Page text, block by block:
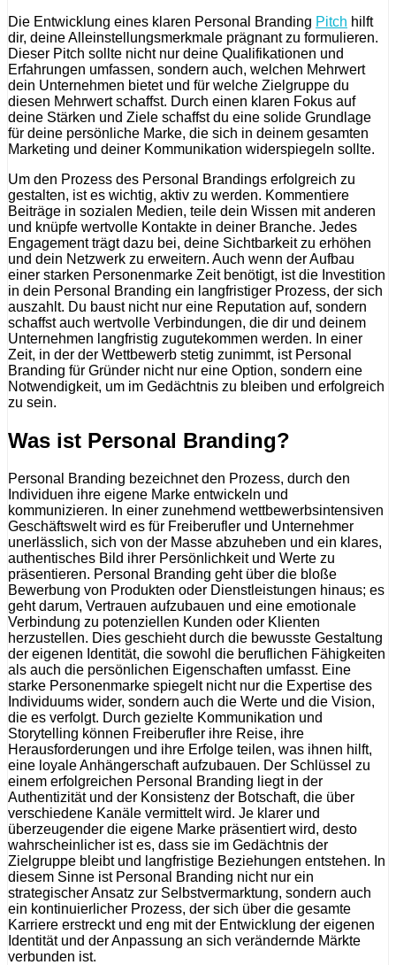
Die Entwicklung eines klaren Personal Branding Pitch hilft
dir, deine Alleinstellungsmerkmale prägnant zu formulieren.
Dieser Pitch sollte nicht nur deine Qualifikationen und
Erfahrungen umfassen, sondern auch, welchen Mehrwert
dein Unternehmen bietet und für welche Zielgruppe du
diesen Mehrwert schaffst. Durch einen klaren Fokus auf
deine Stärken und Ziele schaffst du eine solide Grundlage
für deine persönliche Marke, die sich in deinem gesamten
Marketing und deiner Kommunikation widerspiegeln sollte.
Um den Prozess des Personal Brandings erfolgreich zu
gestalten, ist es wichtig, aktiv zu werden. Kommentiere
Beiträge in sozialen Medien, teile dein Wissen mit anderen
und knüpfe wertvolle Kontakte in deiner Branche. Jedes
Engagement trägt dazu bei, deine Sichtbarkeit zu erhöhen
und dein Netzwerk zu erweitern. Auch wenn der Aufbau
einer starken Personenmarke Zeit benötigt, ist die Investition
in dein Personal Branding ein langfristiger Prozess, der sich
auszahlt. Du baust nicht nur eine Reputation auf, sondern
schaffst auch wertvolle Verbindungen, die dir und deinem
Unternehmen langfristig zugutekommen werden. In einer
Zeit, in der der Wettbewerb stetig zunimmt, ist Personal
Branding für Gründer nicht nur eine Option, sondern eine
Notwendigkeit, um im Gedächtnis zu bleiben und erfolgreich
zu sein.
Was ist Personal Branding?
Personal Branding bezeichnet den Prozess, durch den
Individuen ihre eigene Marke entwickeln und
kommunizieren. In einer zunehmend wettbewerbsintensiven
Geschäftswelt wird es für Freiberufler und Unternehmer
unerlässlich, sich von der Masse abzuheben und ein klares,
authentisches Bild ihrer Persönlichkeit und Werte zu
präsentieren. Personal Branding geht über die bloße
Bewerbung von Produkten oder Dienstleistungen hinaus; es
geht darum, Vertrauen aufzubauen und eine emotionale
Verbindung zu potenziellen Kunden oder Klienten
herzustellen. Dies geschieht durch die bewusste Gestaltung
der eigenen Identität, die sowohl die beruflichen Fähigkeiten
als auch die persönlichen Eigenschaften umfasst. Eine
starke Personenmarke spiegelt nicht nur die Expertise des
Individuums wider, sondern auch die Werte und die Vision,
die es verfolgt. Durch gezielte Kommunikation und
Storytelling können Freiberufler ihre Reise, ihre
Herausforderungen und ihre Erfolge teilen, was ihnen hilft,
eine loyale Anhängerschaft aufzubauen. Der Schlüssel zu
einem erfolgreichen Personal Branding liegt in der
Authentizität und der Konsistenz der Botschaft, die über
verschiedene Kanäle vermittelt wird. Je klarer und
überzeugender die eigene Marke präsentiert wird, desto
wahrscheinlicher ist es, dass sie im Gedächtnis der
Zielgruppe bleibt und langfristige Beziehungen entstehen. In
diesem Sinne ist Personal Branding nicht nur ein
strategischer Ansatz zur Selbstvermarktung, sondern auch
ein kontinuierlicher Prozess, der sich über die gesamte
Karriere erstreckt und eng mit der Entwicklung der eigenen
Identität und der Anpassung an sich verändernde Märkte
verbunden ist.